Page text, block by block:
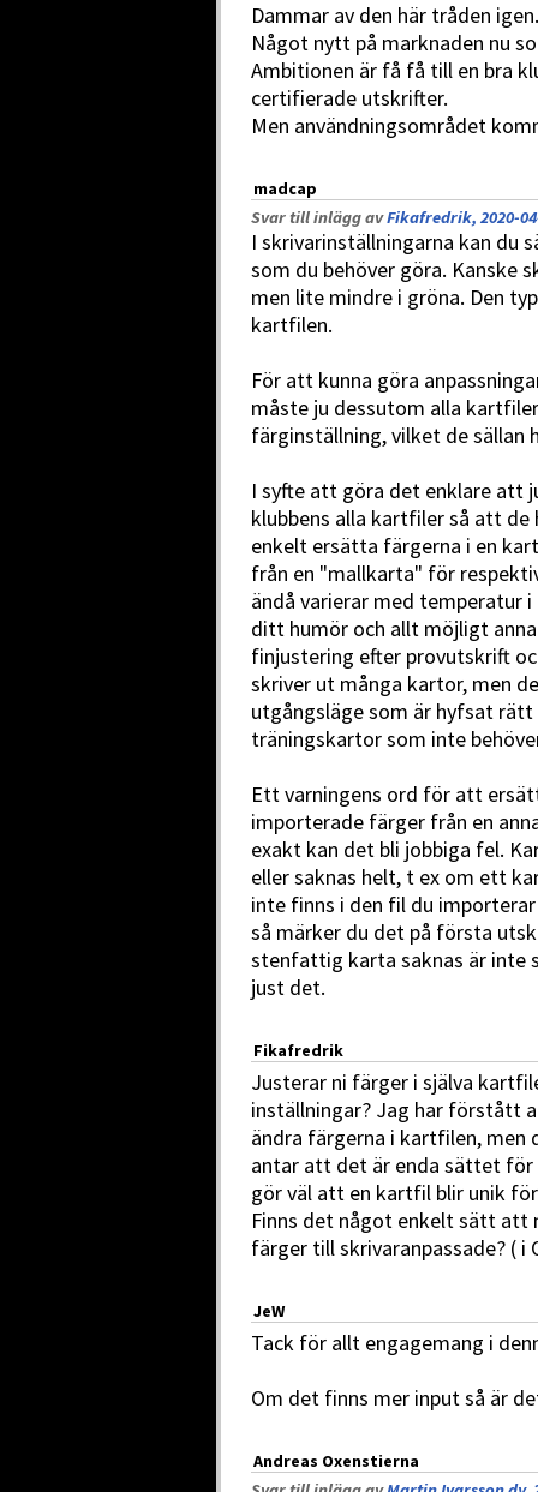
Dammar av den här tråden igen.
Något nytt på marknaden nu
Ambitionen är få få till en bra
certifierade utskrifter.
Men användningsområdet
madcap
Svar till inlägg avFikafredrik, 2020-
I skrivarinställningarna kan du
som du behöver göra. Kanske
men lite mindre i gröna. Den
kartfilen.
För att kunna göra
måste ju dessutom alla
färginställning, vilket de sällan
I syfte att göra det enklare att
klubbens alla kartfiler så att
enkelt ersätta färgerna i en
från en "mallkarta" för
ändå varierar med temperatur
ditt humör och allt möjligt
finjustering efter provutskrift
skriver ut många kartor, men
utgångsläge som är hyfsat
träningskartor som inte
Ett varningens ord för att
importerade färger från en
exakt kan det bli jobbiga fel.
eller saknas helt, t ex om ett
inte finns i den fil du
så märker du det på första
stenfattig karta saknas är inte
just det.
Fikafredrik
Justerar ni färger i själva
inställningar? Jag har förstått
ändra färgerna i kartfilen, men
antar att det är enda sättet
gör väl att en kartfil blir unik
Finns det något enkelt sätt att
färger till skrivaranpassade? ( i
JeW
Tack för allt engagemang i
Om det finns mer input så är
Andreas Oxenstierna